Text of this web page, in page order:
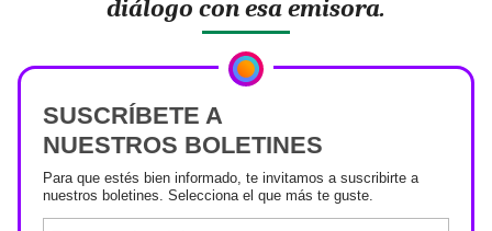
diálogo con esa emisora.
SUSCRÍBETE A
NUESTROS BOLETINES
Para que estés bien informado, te invitamos a suscribirte a
nuestros boletines. Selecciona el que más te guste.